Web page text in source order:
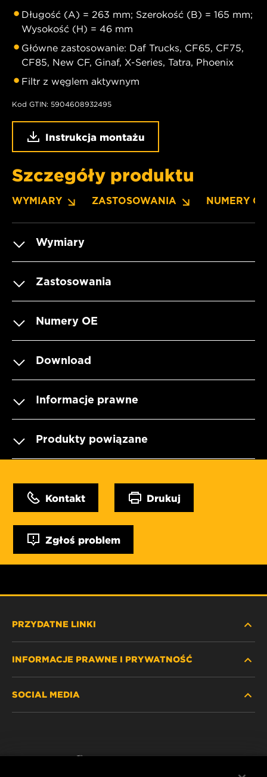
Długość (A) = 263 mm; Szerokość (B) = 165 mm;
Wysokość (H) = 46 mm
Główne zastosowanie: Daf Trucks, CF65, CF75,
CF85, New CF, Ginaf, X-Series, Tatra, Phoenix
Filtr z węglem aktywnym
Kod GTIN: 5904608932495
Instrukcja montażu
Szczegóły produktu
WYMIARY ZASTOSOWANIA NUMERY OE
Wymiary
Zastosowania
Numery OE
Download
Informacje prawne
Produkty powiązane
Kontakt Drukuj
Zgłoś problem
PRZYDATNE LINKI
GDZIE KUPIĆ
INFORMACJE PRAWNE I PRYWATNOŚĆ
SOCIAL MEDIA